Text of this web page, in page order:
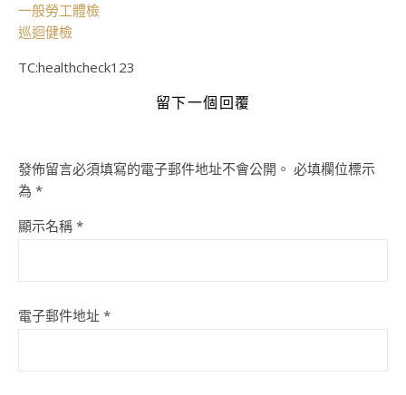
一般勞工體檢
巡迴健檢
TC:healthcheck123
留下一個回覆
發佈留言必須填寫的電子郵件地址不會公開。 必填欄位標示
為 *
顯示名稱 *
電子郵件地址 *